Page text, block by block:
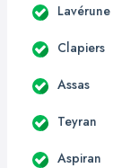
Lavérune
Clapiers
Assas
Teyran
Aspiran